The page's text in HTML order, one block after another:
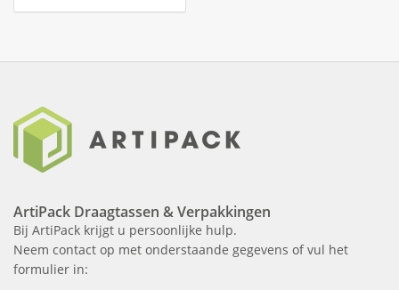
ArtiPack Draagtassen & Verpakkingen
Bij ArtiPack krijgt u persoonlijke hulp.
Neem contact op met onderstaande gegevens of vul het
formulier in: